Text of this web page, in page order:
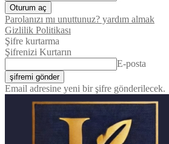
Parolanızı mı unuttunuz? yardım almak
Gizlilik Politikası
Şifre kurtarma
Şifrenizi Kurtarın
E-posta
Email adresine yeni bir şifre gönderilecek.